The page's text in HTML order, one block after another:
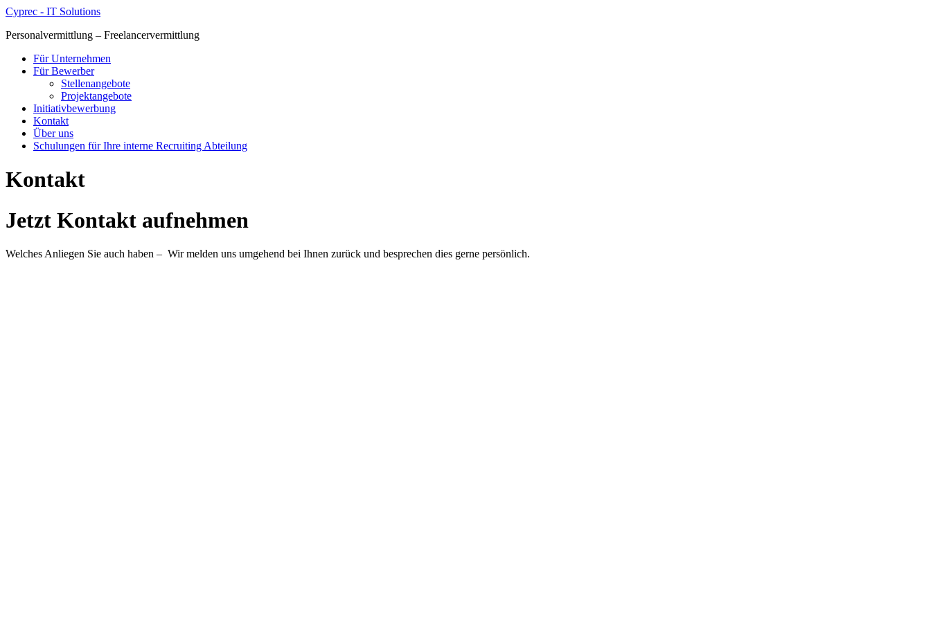
Zum
wechseln
Cyprec - IT Solutions
Personalvermittlung – Freelancervermittlung
Für Unternehmen
Für Bewerber
Stellenangebote
Projektangebote
Initiativbewerbung
Kontakt
Über uns
Schulungen für Ihre interne Recruiting Abteilung
Kontakt
Jetzt Kontakt aufnehmen
Welches Anliegen Sie auch haben – Wir melden uns umgehend bei Ihnen zurück und besprechen dies gerne persönlich.